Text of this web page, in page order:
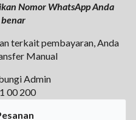
Nomor WhatsApp Anda
terkait pembayaran, Anda
Manual
Admin
00 200